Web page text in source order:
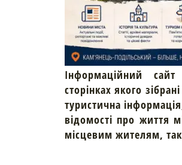
Інформаційний сайт
сторінках якого
туристична
відомості про життя
місцевим жителям,